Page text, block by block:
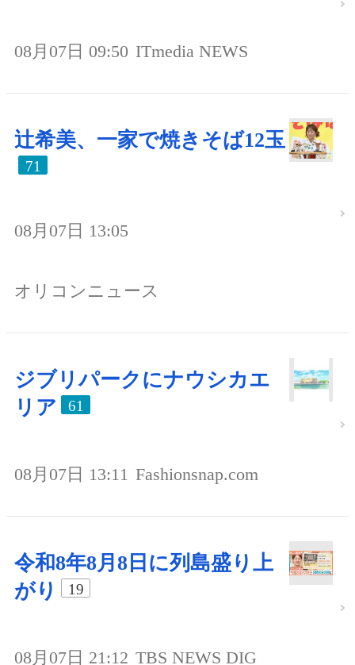
08月07日 09:50 ITmedia NEWS
辻希美、一家で焼きそば12玉
71
08月07日 13:05
オリコンニュース
ジブリパークにナウシカエ
リア
61
08月07日 13:11 Fashionsnap.com
令和8年8月8日に列島盛り上
がり
19
08月07日 21:12 TBS NEWS DIG